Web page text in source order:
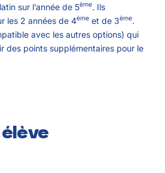
sur l’année de 5ème. Ils
les 2 années de 4ème et de 3ème.
avec les autres options) qui
des points supplémentaires pour le
élève